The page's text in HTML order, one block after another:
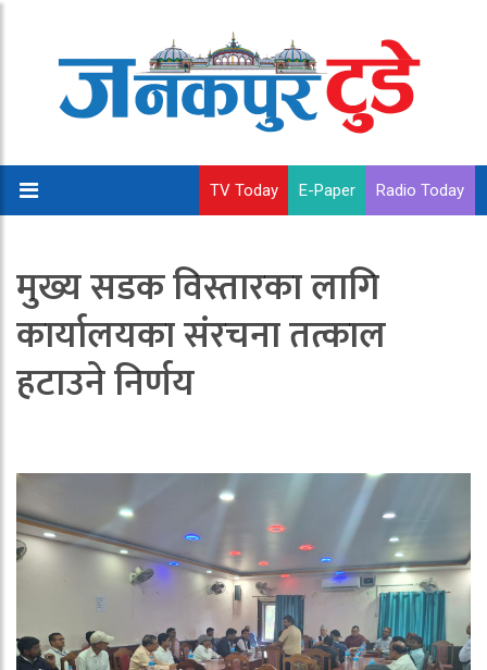
TV Today E-Paper Radio Today
मुख्य सडक विस्तारका लागि
कार्यालयका संरचना तत्काल
हटाउने निर्णय